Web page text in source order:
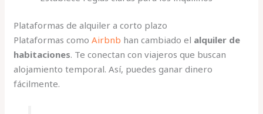
Plataformas de alquiler a corto plazo
Plataformas comoAirbnb han cambiado el alquiler de
habitaciones. Te conectan con viajeros que buscan
alojamiento temporal. Así, puedes ganar dinero
fácilmente.